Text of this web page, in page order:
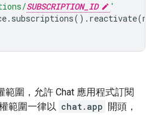
SUBSCRIPTION_ID
'
. subscriptions() . reactivate(
範圍，允許 Chat 應用程式訂閱
範圍一律以 chat.app 開頭，